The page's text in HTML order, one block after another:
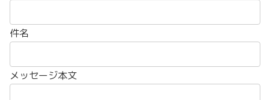
件名
メッセージ本文